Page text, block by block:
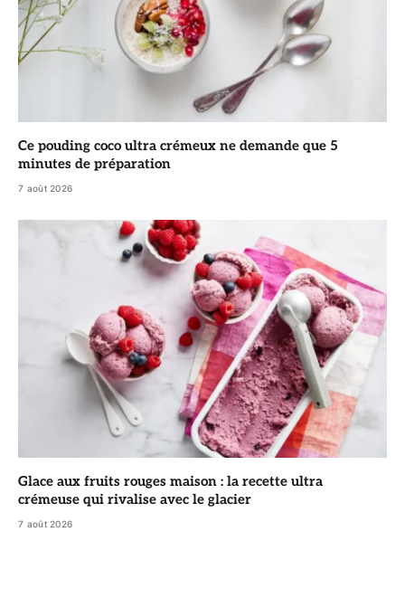
Ce pouding coco ultra crémeux ne demande que 5
minutes de préparation
7 août 2026
Glace aux fruits rouges maison : la recette ultra
crémeuse qui rivalise avec le glacier
7 août 2026